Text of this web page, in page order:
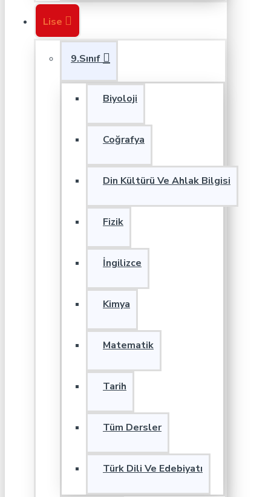
Lise
9.Sınıf
Biyoloji
Coğrafya
Din Kültürü Ve Ahlak Bilgisi
Fizik
İngilizce
Kimya
Matematik
Tarih
Tüm Dersler
Türk Dili Ve Edebiyatı